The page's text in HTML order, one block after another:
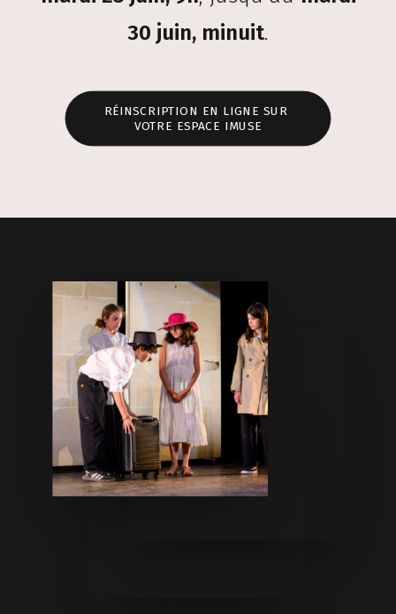
30 juin, minuit.
RÉINSCRIPTION EN LIGNE SUR
VOTRE ESPACE IMUSE